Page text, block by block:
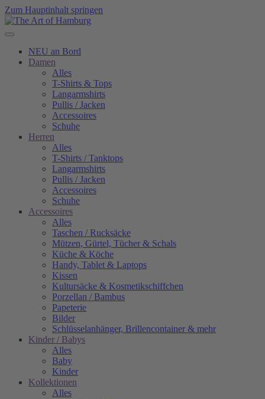
Zum Hauptinhalt springen
NEU an Bord
Damen
Alles
T-Shirts & Tops
Langarmshirts
Pullis / Jacken
Accessoires
Schuhe
Herren
Alles
T-Shirts / Tanktops
Langarmshirts
Pullis / Jacken
Accessoires
Schuhe
Accessoires
Alles
Taschen / Rucksäcke
Mützen, Gürtel, Tücher & Schals
Küche & Köche
Handy, Tablet & Laptops
Kissen
Kultursäcke & Kosmetikschiffchen
Porzellan / Bambus
Papeterie
Bilder
Schlüsselanhänger, Brillencontainer & mehr
Kinder / Babys
Alles
Baby
Kinder
Kollektionen
Alles